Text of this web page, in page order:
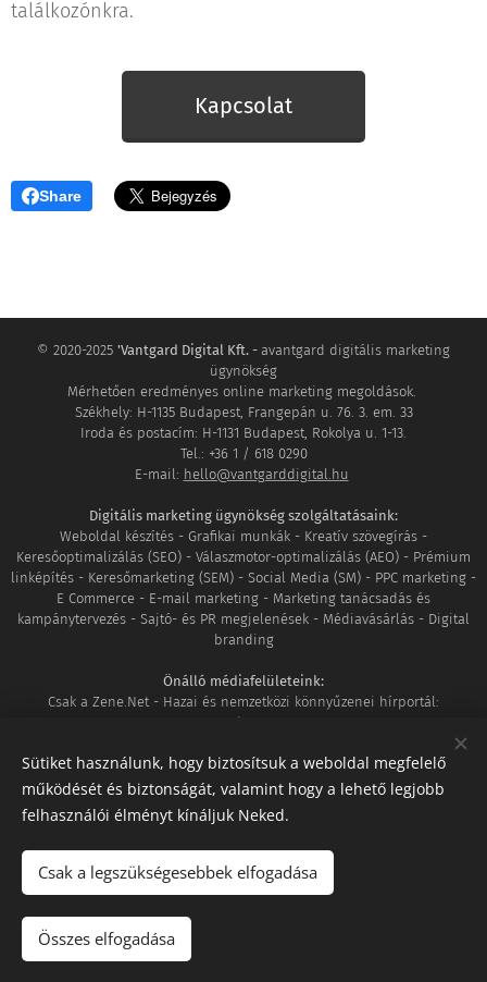
találkozónkra.
Kapcsolat
Share
© 2020-2025 'Vantgard Digital Kft. - avantgard digitális marketing
ügynökség
Mérhetően eredményes online marketing megoldások.
Székhely: H-1135 Budapest, Frangepán u. 76. 3. em. 33
Iroda és postacím: H-1131 Budapest, Rokolya u. 1-13.
Tel.: +36 1 / 618 0290
E-mail: hello@vantgarddigital.hu
Digitális marketing ügynökség szolgáltatásaink:
Weboldal készítés - Grafikai munkák - Kreatív szövegírás -
Keresőoptimalizálás (SEO) - Válaszmotor-optimalizálás (AEO) - Prémium
linképítés - Keresőmarketing (SEM) - Social Media (SM) - PPC marketing -
E Commerce - E-mail marketing - Marketing tanácsadás és
kampánytervezés - Sajtó- és PR megjelenések - Médiavásárlás - Digital
branding
Önálló médiafelületeink:
Csak a Zene.Net - Hazai és nemzetközi könnyűzenei hírportál:
www.csakazene.net
www.mozaikvilag.hu
Tagságaink:
Google Partner |DAN Member|Shoprenter szakértő
Megbízható WhitePress SEO ügynökség
Adatkezelési szabályzat|GYIK|Kapcsolat|Facebook
Iratkozz fel hírlevelünkre itt:
Sütiket használunk, hogy biztosítsuk a weboldal megfelelő
működését és biztonságát, valamint hogy a lehető legjobb
felhasználói élményt kínáljuk Neked.
Csak a legszükségesebbek elfogadása
Összes elfogadása